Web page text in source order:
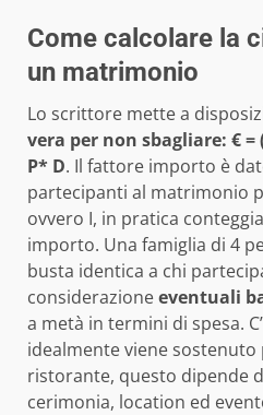
Come calcolare la
un matrimonio
Lo scrittore mette a
vera per non sbagliare: € =
P* D. Il fattore importo è
partecipanti al matrimonio
ovvero I, in pratica
importo. Una famiglia di 4
busta identica a chi
considerazioneeventuali
a metà in termini di spesa.
idealmente viene sostenuto
ristorante, questo dipende
cerimonia, location ed